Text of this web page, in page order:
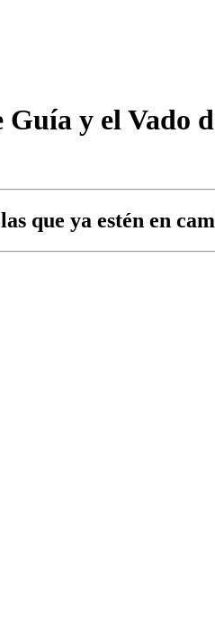
y el Vado
que ya estén en